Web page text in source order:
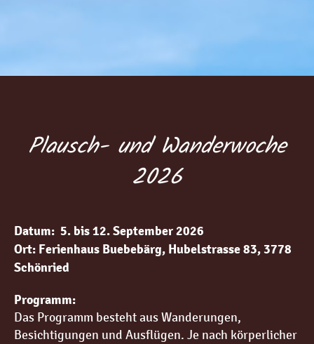
Plausch- und Wanderwoche
2026
Datum: 5. bis 12. September 2026
Ort: Ferienhaus Buebebärg, Hubelstrasse 83, 3778
Schönried
Programm:
Das Programm besteht aus Wanderungen,
Besichtigungen und Ausflügen. Je nach körperlicher